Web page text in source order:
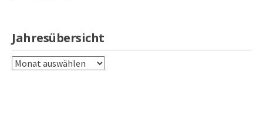
Jahresübersicht
Jahresübersicht